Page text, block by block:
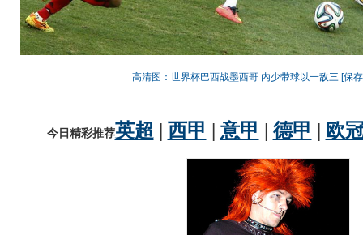
高清图：世界杯巴西战墨西哥 内少带球以一敌三 [保